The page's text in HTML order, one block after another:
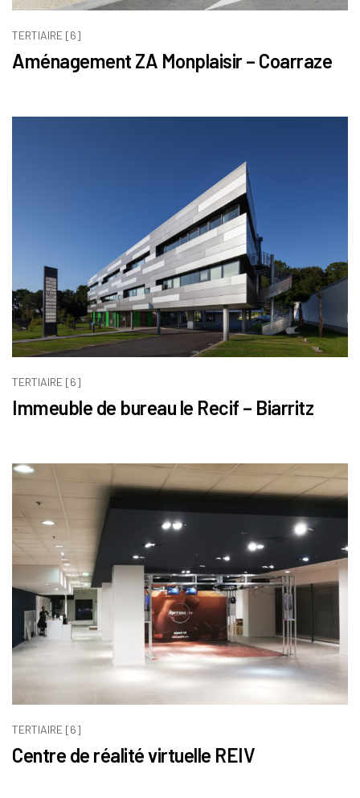
TERTIAIRE [6]
Aménagement ZA Monplaisir – Coarraze
TERTIAIRE [6]
Immeuble de bureau le Recif – Biarritz
TERTIAIRE [6]
Centre de réalité virtuelle REIV